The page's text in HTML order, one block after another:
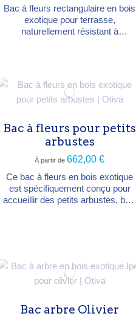
Bac à fleurs rectangulaire en bois
exotique pour terrasse,
naturellement résistant à
hauteur 57 cm. Combinable pour
structurer un espace.
Bac à fleurs pour petits
arbustes
À partir de662,00 €
Ce bac à fleurs en bois exotique
est spécifiquement conçu pour
accueillir des petits arbustes, buis
l'humidité. Caractéristiques
techniques : Matériau : Bois
cumaru,...
Bac arbre Olivier